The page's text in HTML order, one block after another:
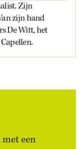
Zijn
zijn hand
De Witt, het
een